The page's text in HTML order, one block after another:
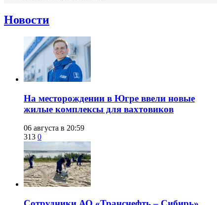
Новости
​На месторождении в Югре ввели новые
жилые комплексы для вахтовиков
06 августа в 20:59
313 0